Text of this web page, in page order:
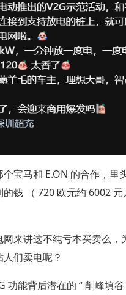
宝马和 E.ON 的合作，里
钱 （ 720 欧元约 6002 元
来讲这不纯亏本买卖么，
们卖电呢？
功能背后潜在的 “ 削峰填谷